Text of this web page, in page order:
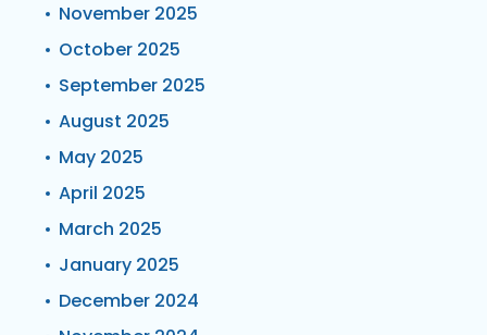
November 2025
October 2025
September 2025
August 2025
May 2025
April 2025
March 2025
January 2025
December 2024